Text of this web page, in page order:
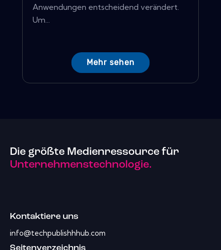
Anwendungen entscheidend verändert.
Um...
Mehr sehen
Die größte Medienressource für
Unternehmenstechnologie.
Kontaktiere uns
info@techpublishhhub.com
Seitenverzeichnis